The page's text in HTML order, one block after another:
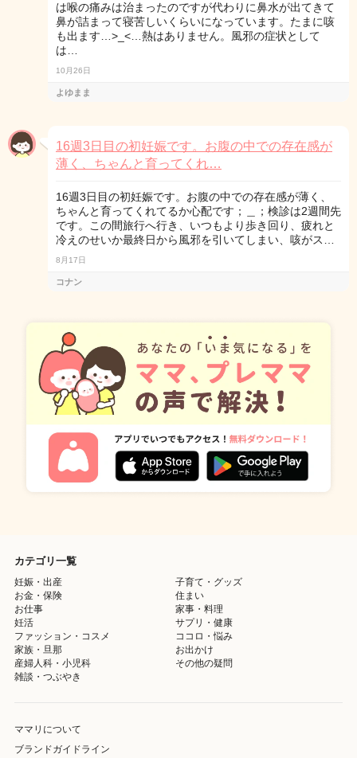
は喉の痛みは治まったのですが代わりに鼻水が出てきて
鼻が詰まって寝苦しいくらいになっています。たまに咳
も出ます…>_<…熱はありません。風邪の症状として
は…
10月26日
よゆまま
16週3日目の初妊娠です。お腹の中での存在感が
薄く、ちゃんと育ってくれ…
16週3日目の初妊娠です。お腹の中での存在感が薄く、
ちゃんと育ってくれてるか心配です；＿；検診は2週間先
です。この間旅行へ行き、いつもより歩き回り、疲れと
冷えのせいか最終日から風邪を引いてしまい、咳がス…
8月17日
コナン
カテゴリ一覧
妊娠・出産
子育て・グッズ
お金・保険
住まい
お仕事
家事・料理
妊活
サプリ・健康
ファッション・コスメ
ココロ・悩み
家族・旦那
お出かけ
産婦人科・小児科
その他の疑問
雑談・つぶやき
ママリについて
ブランドガイドライン